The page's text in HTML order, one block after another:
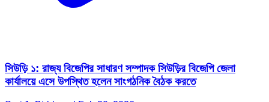
সিউড়ি ১: রাজ্য বিজেপির সাধারণ সম্পাদক সিউড়ির বিজেপি জেলা
কার্যালয়ে এসে উপস্থিত হলেন সাংগঠনিক বৈঠক করতে